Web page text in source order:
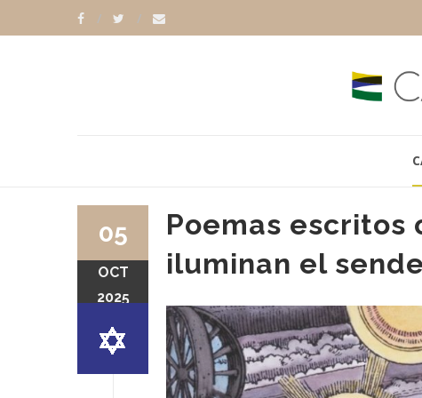
Poemas
iluminan el
05
OCT
2025